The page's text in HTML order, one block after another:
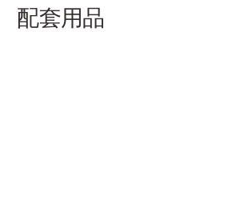
配套用品